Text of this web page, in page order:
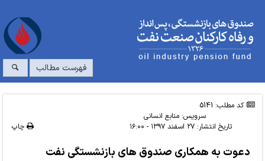
فهرست مطالب
کد مطلب: 5141
سرویس:منابع انسانی
تاریخ انتشار:۲۷ اسفند ۱۳۹۷ - ۱۶:۰۰ چاپ
دعوت به همکاری صندوق های بازنشستگی نفت